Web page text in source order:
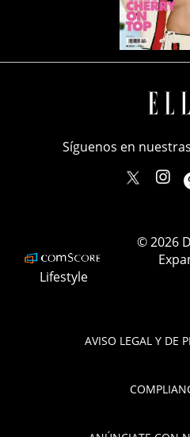
AVISO LEGAL Y DE
Síguenos en
Lifestyle
© 2026